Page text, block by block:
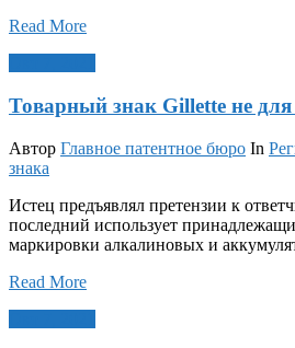
Read More
Товарный знак Gillette не для
Автор Главное патентное бюро In
знака
Истец предъявлял претензии к
последний использует
маркировки алкалиновых и
Read More